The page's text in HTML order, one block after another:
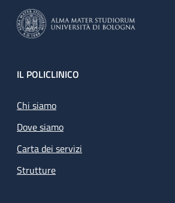
Footer
IL POLICLINICO
Chi siamo
Dove siamo
Carta dei servizi
Strutture